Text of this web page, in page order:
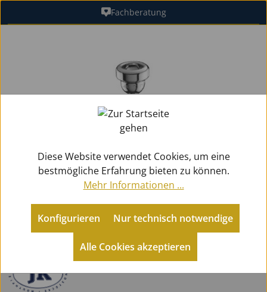
Zum Hauptinhalt springenFachberatung
Mundstücke Blech
Diese Website verwendet Cookies, um eine
bestmögliche Erfahrung bieten zu können.
Mehr Informationen ...
Konfigurieren
Alle Cookies akzeptieren
Nur technisch notwendige